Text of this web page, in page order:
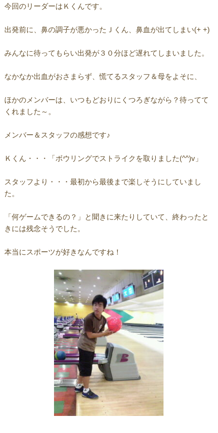
今回のリーダーはＫくんです。
出発前に、鼻の調子が悪かったＪくん、鼻血が出てしまい(+ +)
みんなに待ってもらい出発が３０分ほど遅れてしまいました。
なかなか出血がおさまらず、慌てるスタッフ＆母をよそに、
ほかのメンバーは、いつもどおりにくつろぎながら？待ってて
くれました～。
メンバー＆スタッフの感想です♪
Ｋくん・・・「ボウリングでストライクを取りました(^^)v」
スタッフより・・・最初から最後まで楽しそうにしていまし
た。
「何ゲームできるの？」と聞きに来たりしていて、終わったと
きには残念そうでした。
本当にスポーツが好きなんですね！